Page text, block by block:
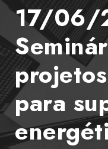
17/06/
para